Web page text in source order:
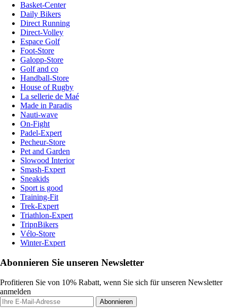
Basket-Center
Daily Bikers
Direct Running
Direct-Volley
Espace Golf
Foot-Store
Galopp-Store
Golf and co
Handball-Store
House of Rugby
La sellerie de Maé
Made in Paradis
Nauti-wave
On-Fight
Padel-Expert
Pecheur-Store
Pet and Garden
Slowood Interior
Smash-Expert
Sneakids
Sport is good
Training-Fit
Trek-Expert
Triathlon-Expert
TripnBikers
Vélo-Store
Winter-Expert
Abonnieren Sie unseren Newsletter
Profitieren Sie von 10% Rabatt, wenn Sie sich für unseren Newsletter
anmelden
Abonnieren